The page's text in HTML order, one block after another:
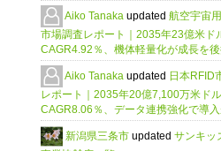
Aiko Tanaka updated 航空宇宙
市場調査レポート｜2035年23億米ド
CAGR4.92％、機体軽量化が成長を後
Aiko Tanaka updated 日本RFID
レポート｜2035年20億7,100万米ドル
CAGR8.06％、データ連携強化で導
新潟県三条市 updated サンキッ